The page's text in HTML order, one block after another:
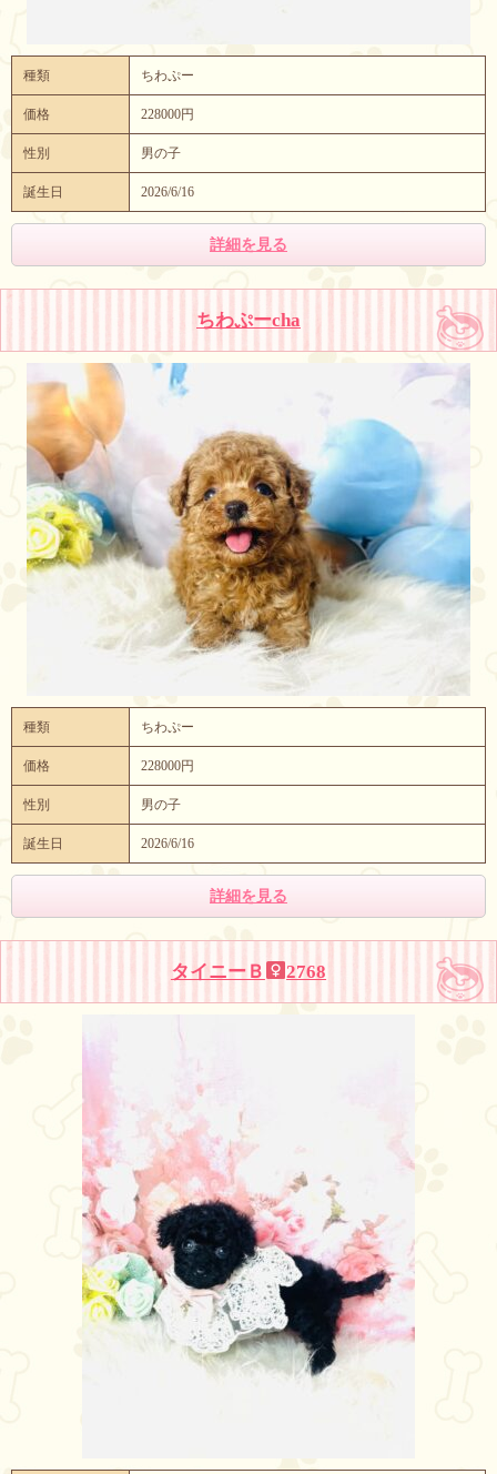
種類 ちわぷー
価格 228000円
性別 男の子
誕生日 2026/6/16
詳細を見る
ちわぷーcha
種類 ちわぷー
価格 228000円
性別 男の子
誕生日 2026/6/16
詳細を見る
タイニーＢ 2768